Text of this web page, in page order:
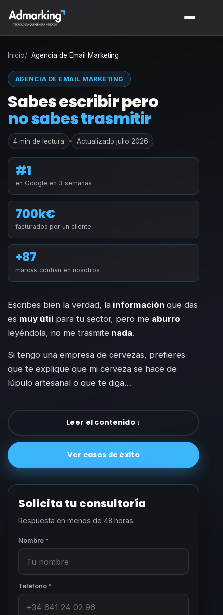
Inicio Agencia de Email Marketing
AGENCIA DE EMAIL MARKETING
Sabes escribir pero
no sabes trasmitir
4 min de lectura Actualizado julio 2026
#1
en Google en 3 semanas
700k€
facturados por un cliente
+87
marcas confían en nosotros
Escribes bien la verdad, la información que das
es muy útil para tu sector, pero me aburro
leyéndola, no me trasmite nada.
Si tengo una empresa de cervezas, prefieres
que te explique que mi cerveza se hace de
lúpulo artesanal o que te diga…
Leer el contenido ↓
Ver casos de éxito
Solicita tu consultoría
Respuesta en menos de 48 horas.
Nombre *
Teléfono *